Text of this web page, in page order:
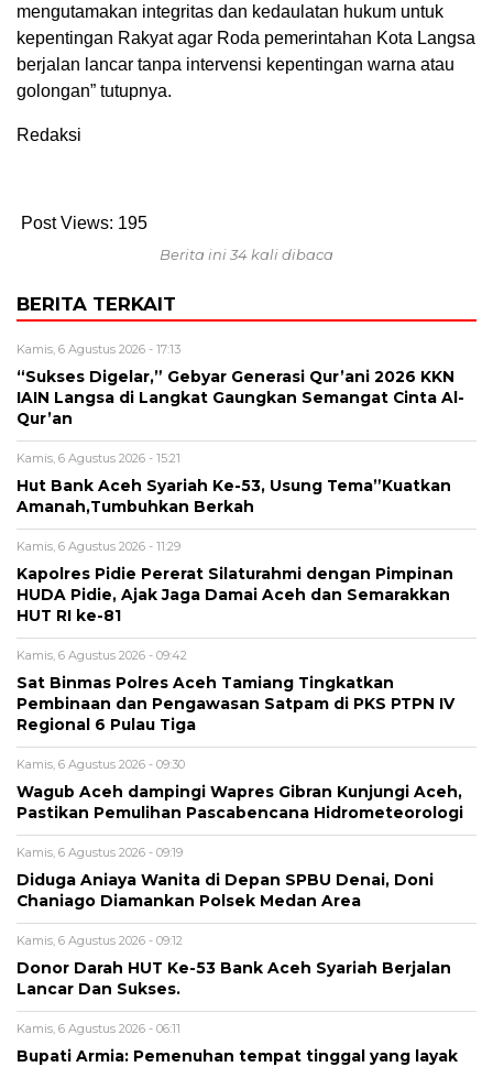
mengutamakan integritas dan kedaulatan hukum untuk
kepentingan Rakyat agar Roda pemerintahan Kota Langsa
berjalan lancar tanpa intervensi kepentingan warna atau
golongan” tutupnya.
Redaksi
Post Views: 195
Berita ini 34 kali dibaca
BERITA TERKAIT
Kamis, 6 Agustus 2026 - 17:13
“Sukses Digelar,” Gebyar Generasi Qur’ani 2026 KKN
IAIN Langsa di Langkat Gaungkan Semangat Cinta Al-
Qur’an
Kamis, 6 Agustus 2026 - 15:21
Hut Bank Aceh Syariah Ke-53, Usung Tema”Kuatkan
Amanah,Tumbuhkan Berkah
Kamis, 6 Agustus 2026 - 11:29
Kapolres Pidie Pererat Silaturahmi dengan Pimpinan
HUDA Pidie, Ajak Jaga Damai Aceh dan Semarakkan
HUT RI ke-81
Kamis, 6 Agustus 2026 - 09:42
Sat Binmas Polres Aceh Tamiang Tingkatkan
Pembinaan dan Pengawasan Satpam di PKS PTPN IV
Regional 6 Pulau Tiga
Kamis, 6 Agustus 2026 - 09:30
Wagub Aceh dampingi Wapres Gibran Kunjungi Aceh,
Pastikan Pemulihan Pascabencana Hidrometeorologi
Kamis, 6 Agustus 2026 - 09:19
Diduga Aniaya Wanita di Depan SPBU Denai, Doni
Chaniago Diamankan Polsek Medan Area
Kamis, 6 Agustus 2026 - 09:12
Donor Darah HUT Ke-53 Bank Aceh Syariah Berjalan
Lancar Dan Sukses.
Kamis, 6 Agustus 2026 - 06:11
Bupati Armia: Pemenuhan tempat tinggal yang layak